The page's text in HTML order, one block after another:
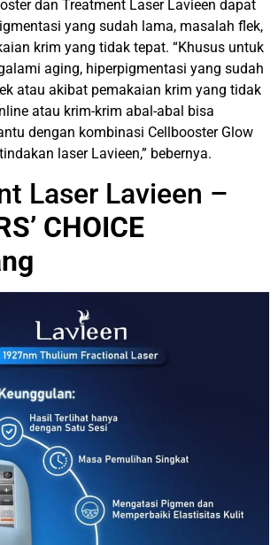
dan Treatment Laser Lavieen dapat
yang sudah lama, masalah flek,
krim yang tidak tepat. “Khusus untuk
aging, hiperpigmentasi yang sudah
atau akibat pemakaian krim yang tidak
atau krim-krim abal-abal bisa
dengan kombinasi Cellbooster Glow
laser Lavieen,” bebernya.
Laser Lavieen –
CHOICE